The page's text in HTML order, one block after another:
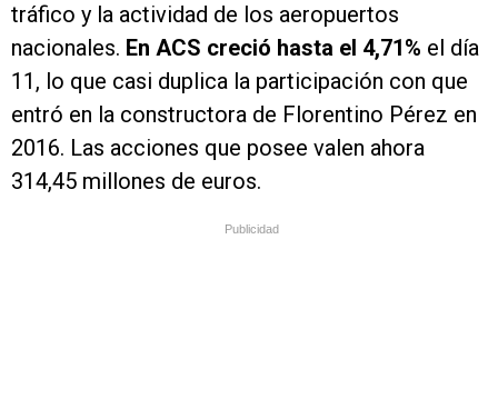
tráfico y la actividad de los aeropuertos
nacionales. En ACS creció hasta el 4,71% el día
11, lo que casi duplica la participación con que
entró en la constructora de Florentino Pérez en
2016. Las acciones que posee valen ahora
314,45 millones de euros.
Publicidad